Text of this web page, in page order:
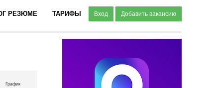
РЕЗЮМЕ ТАРИФЫ Вход Добавить вакансию
График